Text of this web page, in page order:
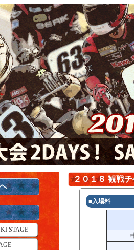
STAGE
２０１８ 観戦
■入場料